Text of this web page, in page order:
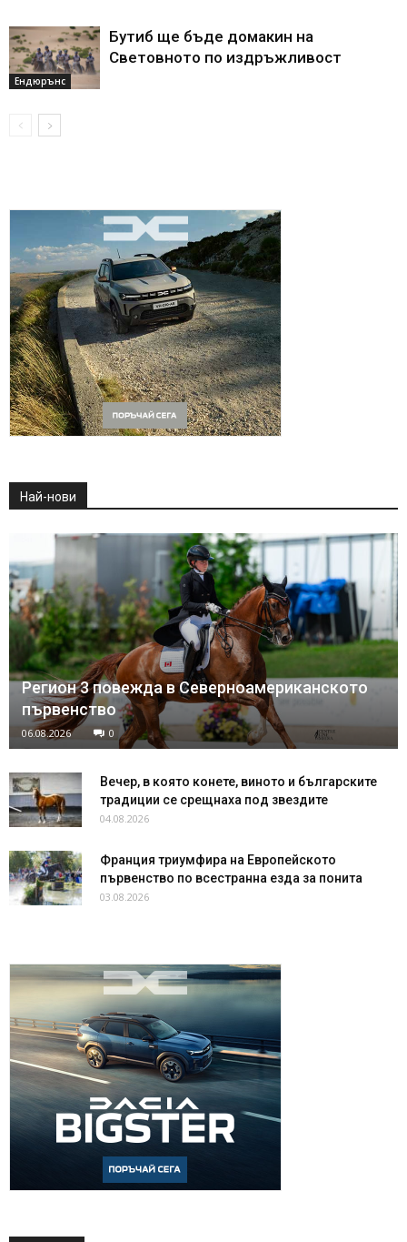
Ендюрънс
Бутиб ще бъде домакин на
Световното по издръжливост
Най-нови
Регион 3 повежда в Северноамериканското
първенство
06.08.2026 0
Вечер, в която конете, виното и българските
традиции се срещнаха под звездите
04.08.2026
Франция триумфира на Европейското
първенство по всестранна езда за понита
03.08.2026